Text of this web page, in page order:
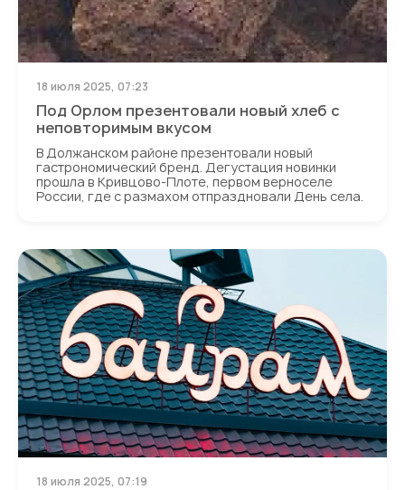
Под Орлом презентовали новый хлеб с
неповторимым вкусом
18 июля 2025, 07:23
В Должанском районе презентовали новый
гастрономический бренд. Дегустация новинки
прошла в Кривцово-Плоте, первом верноселе
России, где с размахом отпраздновали День села.
18 июля 2025, 07:19